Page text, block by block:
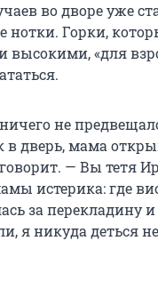
во дворе уже
нотки. Горки,
«для
не
дверь, мама
— Вы тетя
истерика: где
за перекладину
я никуда деться